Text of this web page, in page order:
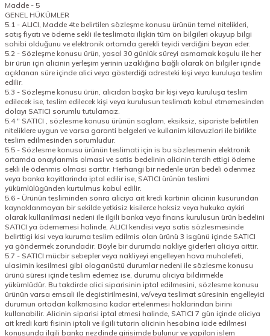
Madde - 5
GENEL HÜKÜMLER
5.1 - ALICI, Madde 4te belirtilen sözleşme konusu ürünün temel nitelikleri,
satış fiyatı ve ödeme sekli ile teslimata ilişkin tüm ön bilgileri okuyup bilgi
sahibi olduğunu ve elektronik ortamda gerekli teyidi verdiğini beyan eder.
5.2 - Sözleşme konusu ürün, yasal 30 günlük süreyi asmamak koşulu ile her
bir ürün için alicinin yerleşim yerinin uzaklığına bağlı olarak ön bilgiler içinde
açıklanan süre içinde alici veya gösterdiği adresteki kişi veya kuruluşa teslim
edilir.
5.3 - Sözleşme konusu ürün, alıcıdan başka bir kişi veya kuruluşa teslim
edilecek ise, teslim edilecek kişi veya kurulusun teslimatı kabul etmemesinden
dolayı SATICI sorumlu tutulamaz.
5.4 " SATICI , sözlesme konusu ürünün saglam, eksiksiz, sipariste belirtilen
niteliklere uygun ve varsa garanti belgeleri ve kullanim kilavuzlari ile birlikte
teslim edilmesinden sorumludur.
5.5 - Sözlesme konusu ürünün teslimati için is bu sözlesmenin elektronik
ortamda onaylanmis olmasi ve satis bedelinin alicinin tercih ettigi ödeme
sekli ile ödenmis olmasi sarttir. Herhangi bir nedenle ürün bedeli ödenmez
veya banka kayitlarinda iptal edilir ise, SATICI ürünün teslimi
yükümlülügünden kurtulmus kabul edilir.
5.6 - Ürünün tesliminden sonra aliciya ait kredi kartinin alicinin kusurundan
kaynaklanmayan bir sekilde yetkisiz kisilerce haksiz veya hukuka aykiri
olarak kullanilmasi nedeni ile ilgili banka veya finans kurulusun ürün bedelini
SATICI ya ödememesi halinde, ALICI kendisi veya satis sözlesmesinde
belirttigi kisi veya kuruma teslim edilmis olan ürünü 3 isgünü içinde SATICI
ya göndermek zorundadir. Böyle bir durumda nakliye giderleri aliciya aittir.
5.7 - SATICI mücbir sebepler veya nakliyeyi engelleyen hava muhalefeti,
ulasimin kesilmesi gibi olaganüstü durumlar nedeni ile sözlesme konusu
ürünü süresi içinde teslim edemez ise, durumu aliciya bildirmekle
yükümlüdür. Bu takdirde alici siparisinin iptal edilmesini, sözlesme konusu
ürünün varsa emsali ile degistirilmesini, ve/veya teslimat süresinin engelleyici
durumun ortadan kalkmasina kadar ertelenmesi haklarindan birini
kullanabilir. Alicinin siparisi iptal etmesi halinde, SATICI 7 gün içinde aliciya
ait kredi karti fisinin iptali ve ilgili tutarin alicinin hesabina iade edilmesi
konusunda ilgili banka nezdinde girisimde bulunur ve yapilan islem